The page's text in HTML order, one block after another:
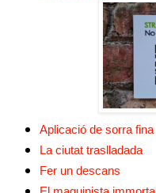
Aplicació de sorra fina
La ciutat traslladada
Fer un descans